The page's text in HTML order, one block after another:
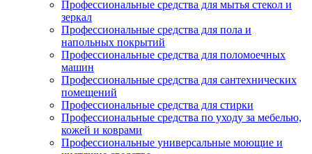
Профессиональные средства для мытья стекол и
зеркал
Профессиональные средства для пола и
напольных покрытий
Профессиональные средства для поломоечных
машин
Профессиональные средства для сантехнических
помещений
Профессиональные средства для стирки
Профессиональные средства по уходу за мебелью,
кожей и коврами
Профессиональные универсальные моющие и